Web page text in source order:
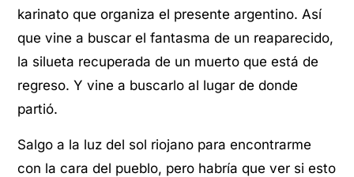
karinato que organiza el presente argentino. Así
que vine a buscar el fantasma de un reaparecido,
la silueta recuperada de un muerto que está de
regreso. Y vine a buscarlo al lugar de donde
partió.
Salgo a la luz del sol riojano para encontrarme
con la cara del pueblo, pero habría que ver si esto